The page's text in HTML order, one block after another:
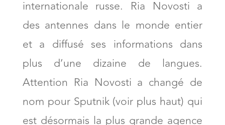
internationale russe. Ria Novosti a
des antennes dans le monde entier
et a diffusé ses informations dans
plus d’une dizaine de langues.
Attention Ria Novosti a changé de
nom pour Sputnik (voir plus haut) qui
est désormais la plus grande agence